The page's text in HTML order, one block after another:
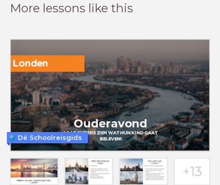
More lessons like this
Dé Schoolreisgids